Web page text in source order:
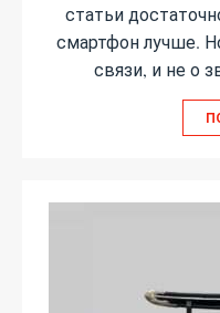
статьи
смартфон лучше.
связи, и не о